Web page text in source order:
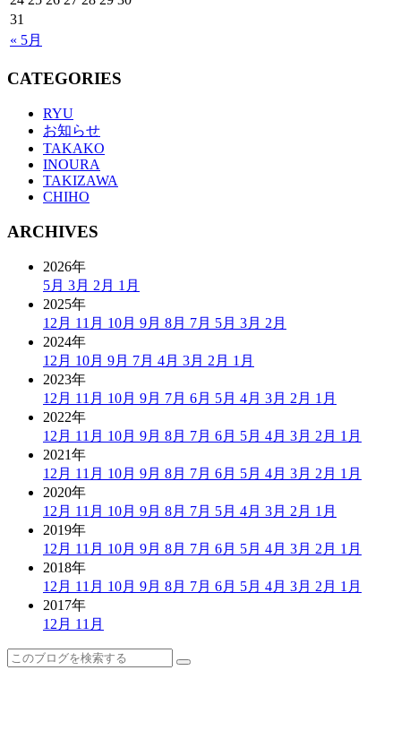
« 5月
31
CATEGORIES
RYU
お知らせ
TAKAKO
INOURA
TAKIZAWA
CHIHO
ARCHIVES
2026年
5月 3月 2月 1月
2025年
12月 11月 10月 9月 8月 7月 5月 3月 2月
2024年
12月 10月 9月 7月 4月 3月 2月 1月
2023年
12月 11月 10月 9月 7月 6月 5月 4月 3月 2月 1月
2022年
12月 11月 10月 9月 8月 7月 6月 5月 4月 3月 2月 1月
2021年
12月 11月 10月 9月 8月 7月 6月 5月 4月 3月 2月 1月
2020年
12月 11月 10月 9月 8月 7月 5月 4月 3月 2月 1月
2019年
12月 11月 10月 9月 8月 7月 6月 5月 4月 3月 2月 1月
2018年
12月 11月 10月 9月 8月 7月 6月 5月 4月 3月 2月 1月
2017年
12月 11月